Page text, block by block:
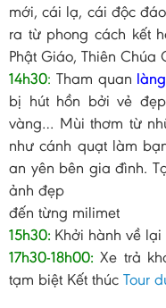
mới, cái lạ, cái độc
ra từ phong cách kết
Phật Giáo, Thiên Chúa
14h30: Tham quan
bị hút hồn bởi vẻ
vàng… Mùi thơm từ
như cánh quạt làm
an yên bên gia đình.
ảnh đẹp
đến từng milimet
15h30: Khởi hành về
17h30-18h00: Xe trả
tạm biệt Kết thúc Tour